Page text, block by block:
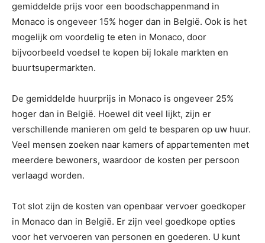
gemiddelde prijs voor een boodschappenmand in
Monaco is ongeveer 15% hoger dan in België. Ook is het
mogelijk om voordelig te eten in Monaco, door
bijvoorbeeld voedsel te kopen bij lokale markten en
buurtsupermarkten.
De gemiddelde huurprijs in Monaco is ongeveer 25%
hoger dan in België. Hoewel dit veel lijkt, zijn er
verschillende manieren om geld te besparen op uw huur.
Veel mensen zoeken naar kamers of appartementen met
meerdere bewoners, waardoor de kosten per persoon
verlaagd worden.
Tot slot zijn de kosten van openbaar vervoer goedkoper
in Monaco dan in België. Er zijn veel goedkope opties
voor het vervoeren van personen en goederen. U kunt